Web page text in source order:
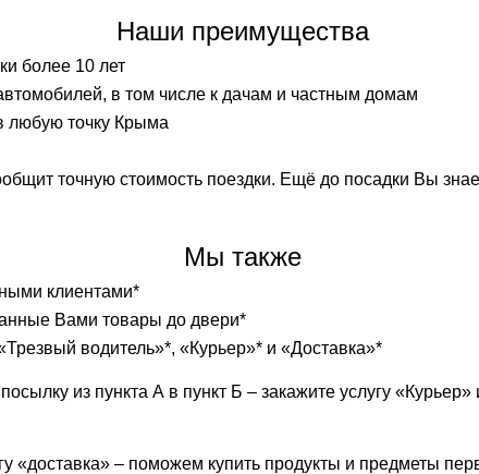
Наши преимущества
более 10 лет
в том числе к дачам и частным домам
любую точку Крыма
точную стоимость поездки. Ещё до посадки Вы
Мы также
клиентами*
Вами товары до двери*
водитель»*, «Курьер»* и «Доставка»*
из пункта А в пункт Б – закажите услугу
«доставка» – поможем купить продукты и предметы